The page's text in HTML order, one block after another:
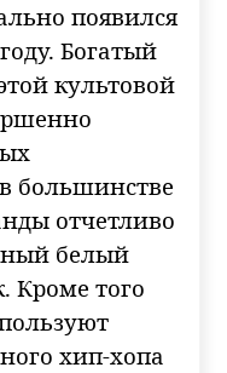
появился
Богатый
культовой
большинстве
отчетливо
белый
Кроме того
хип-хопа